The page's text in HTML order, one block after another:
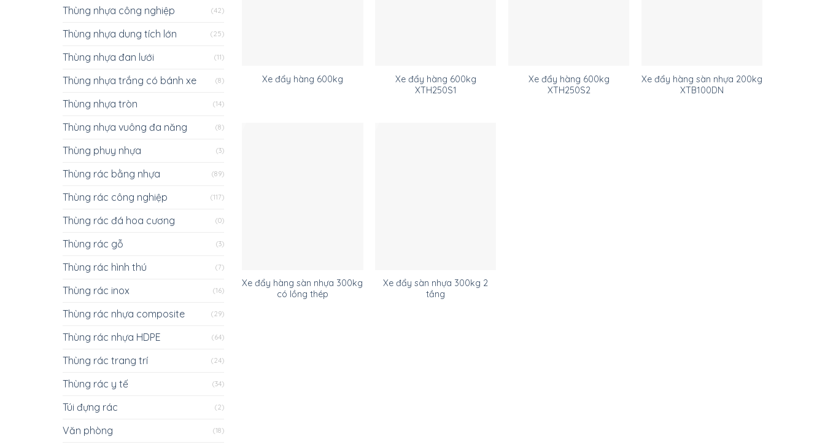
Thùng nhựa công nghiệp (42)
Thùng nhựa dung tích lớn (25)
Thùng nhựa đan lưới (11)
Thùng nhựa trắng có bánh xe (8)
Thùng nhựa tròn (14)
Thùng nhựa vuông đa năng (8)
Thùng phuy nhựa (3)
Thùng rác bằng nhựa (89)
Thùng rác công nghiệp (117)
Thùng rác đá hoa cương (0)
Thùng rác gỗ (3)
Thùng rác hình thú (7)
Thùng rác inox (16)
Thùng rác nhựa composite (29)
Thùng rác nhựa HDPE (64)
Thùng rác trang trí (24)
Thùng rác y tế (34)
Túi đựng rác (2)
Văn phòng (18)
Xe đẩy hàng 600kg
Xe đẩy hàng 600kg
XTH250S1
Xe đẩy hàng 600kg
XTH250S2
Xe đẩy hàng sàn nhựa 200kg
XTB100DN
Xe đẩy hàng sàn nhựa 300kg
có lồng thép
Xe đẩy sàn nhựa 300kg 2
tầng